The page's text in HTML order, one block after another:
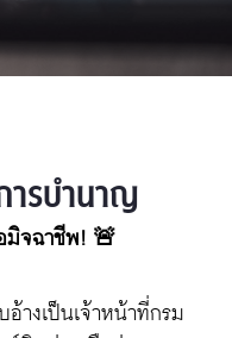
ารบำนาญ
มิจฉาชีพ! 🚨
างเป็นเจ้าหน้าที่กรม